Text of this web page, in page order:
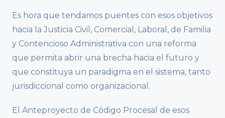
Es hora que tendamos puentes con esos objetivos
hacia la Justicia Civil, Comercial, Laboral, de Familia
y Contencioso Administrativa con una reforma
que permita abrir una brecha hacia el futuro y
que constituya un paradigma en el sistema, tanto
jurisdiccional como organizacional.
El Anteproyecto de Código Procesal de esos